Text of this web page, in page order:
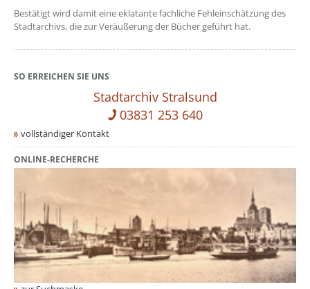
Bestätigt wird damit eine eklatante fachliche Fehleinschätzung des
Stadtarchivs, die zur Veräußerung der Bücher geführt hat.
SO ERREICHEN SIE UNS
Stadtarchiv Stralsund
03831 253 640
vollständiger Kontakt
ONLINE-RECHERCHE